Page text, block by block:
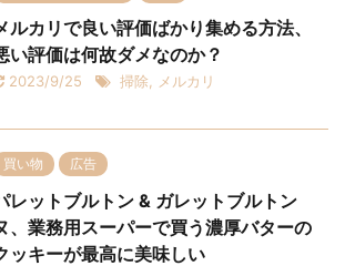
ルカリで良い評価ばかり集める方法、
い評価は何故ダメなのか？
2023/9/25 掃除 メルカリ
買い物 広告
レットブルトン & ガレットブルトン
、業務用スーパーで買う濃厚バターの
ッキーが最高に美味しい